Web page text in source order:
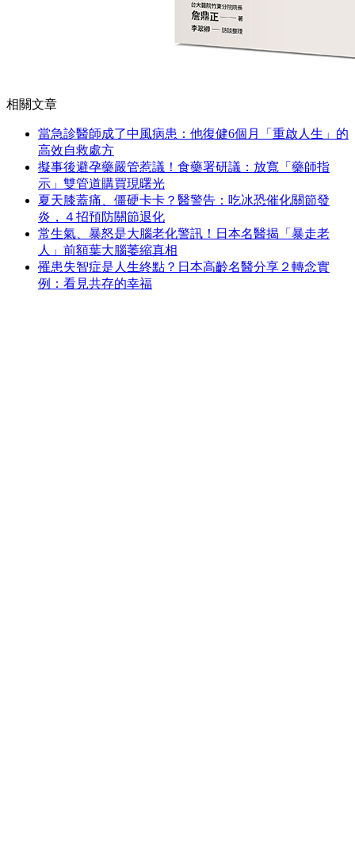
相關文章
當急診醫師成了中風病患：他復健6個月「重啟人生」的
高效自救處方
擬事後避孕藥嚴管惹議！食藥署研議：放寬「藥師指
示」雙管道購買現曙光
夏天膝蓋痛、僵硬卡卡？醫警告：吃冰恐催化關節發
炎，４招預防關節退化
常生氣、暴怒是大腦老化警訊！日本名醫揭「暴走老
人」前額葉大腦萎縮真相
罹患失智症是人生終點？日本高齡名醫分享２轉念實
例：看見共存的幸福